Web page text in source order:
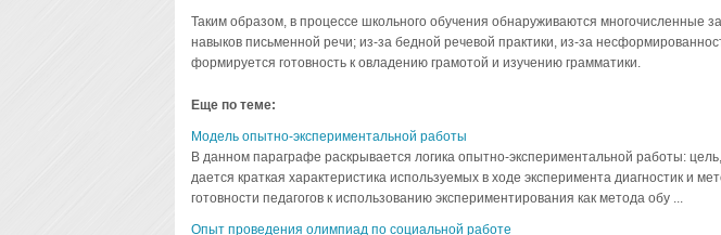
Таким образом, в процессе школьного обучения обнаруживаются многочисленные
навыков письменной речи; из-за бедной речевой практики, из-за
формируется готовность к овладению грамотой и изучению грамматики.
Еще по теме:
Модель опытно-экспериментальной работы
В данном параграфе раскрывается логика опытно-экспериментальной работы:
дается краткая характеристика используемых в ходе эксперимента диагностик и
готовности педагогов к использованию экспериментирования как метода обу ...
Опыт проведения олимпиад по социальной работе